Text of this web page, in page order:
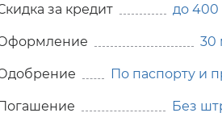
за кредит до
30
По паспорту и
Без